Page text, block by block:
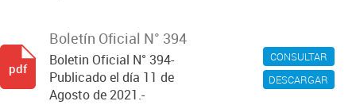
CONSULTAR
DESCARGAR
Boletín Oficial N° 394
Boletin Oficial N° 394-
Publicado el día 11 de
Agosto de 2021.-
pdf